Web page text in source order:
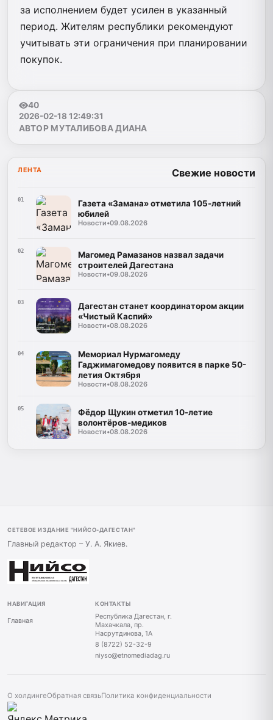
за исполнением будет усилен в указанный
период. Жителям республики рекомендуют
учитывать эти ограничения при планировании
покупок.
40
2026-02-18 12:49:31
АВТОР МУТАЛИБОВА ДИАНА
ЛЕНТА Свежие новости
01
Газета «Замана» отметила 105-летний
юбилей
Новости•09.08.2026
02
Магомед Рамазанов назвал задачи
строителей Дагестана
Новости•09.08.2026
03
Дагестан станет координатором акции
«Чистый Каспий»
Новости•08.08.2026
04
Мемориал Нурмагомеду
Гаджимагомедову появится в парке 50-
летия Октября
Новости•08.08.2026
05
Фёдор Щукин отметил 10-летие
волонтёров-медиков
Новости•08.08.2026
СЕТЕВОЕ ИЗДАНИЕ "НИЙСО-ДАГЕСТАН"
Главный редактор – У. А. Якиев.
НАВИГАЦИЯ
Главная
КОНТАКТЫ
Республика Дагестан, г.
Махачкала, пр.
Насрутдинова, 1А
8 (8722) 52-32-9
niyso@etnomediadag.ru
О холдингеОбратная связьПолитика конфиденциальности